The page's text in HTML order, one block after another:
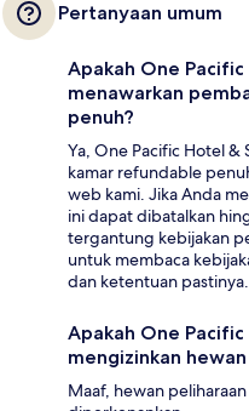
Pertanyaan umum
Apakah One
menawarkan
penuh?
Ya, One Pacific Hotel
kamar refundable
web kami. Jika Anda
ini dapat dibatalkan
tergantung kebijakan
untuk membaca
dan ketentuan pastinya.
Apakah One
mengizinkan
Maaf, hewan